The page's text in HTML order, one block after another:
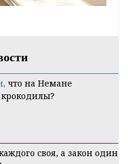
что на Немане
своя, а закон один